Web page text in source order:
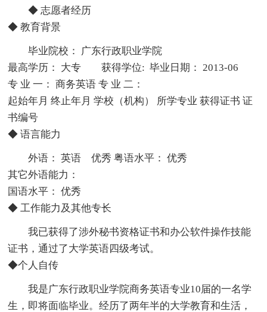
◆ 志愿者经历
◆ 教育背景
毕业院校： 广东行政职业学院
最高学历： 大专 获得学位: 毕业日期： 2013-06
专 业 一： 商务英语 专 业 二：
起始年月 终止年月 学校（机构） 所学专业 获得证书 证
书编号
◆ 语言能力
外语： 英语 优秀 粤语水平： 优秀
其它外语能力：
国语水平： 优秀
◆ 工作能力及其他专长
我已获得了涉外秘书资格证书和办公软件操作技能
证书，通过了大学英语四级考试。
◆个人自传
我是广东行政职业学院商务英语专业10届的一名学
生，即将面临毕业。经历了两年半的大学教育和生活，